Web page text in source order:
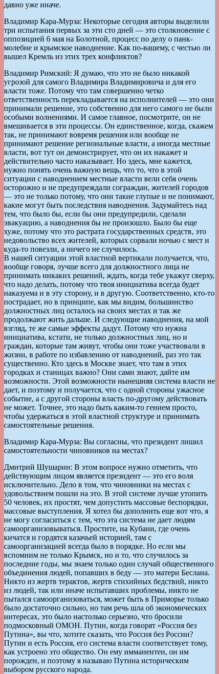
давно уже иначе.
Владимир Кара-Мурза: Некоторые сегодня авторы выделили
три испытания первых за эти сто дней — это столкновение с
оппозицией 6 мая на Болотной, процесс по делу о панк-
молебне и крымское наводнение. Как по-вашему, с честью ли
вышел Кремль из этих трех конфликтов?
Владимир Римский: Я думаю, что это не было никакой
угрозой для самого Владимира Владимировича и для его
власти тоже. Потому что там совершенно четко
ответственность перекладывается на исполнителей — это они
принимали решение, это собственно для него самого не были
особыми волнениями. И самое главное, посмотрите, он не
вмешивается в эти процессы. Он единственное, когда, скажем
так, не принимают вовремя решения или вообще не
принимают решение региональные власти, а иногда местные
власти, вот тут он демонстрирует, что он их накажет и
действительно часто наказывает. Но здесь, мне кажется,
нужно понять очень важную вещь, что то, что в этой
ситуации с наводнением местные власти вели себя очень
осторожно и не предупреждали сограждан, жителей городов
— это не только потому, что они такие глупые и не понимают,
какие могут быть последствия наводнения. Задумайтесь над
тем, что было бы, если бы они предупредили, сделали
эвакуацию, а наводнения бы не произошло. Было бы еще
хуже, потому что это растрата государственных средств, это
недовольство всех жителей, которых сорвали ночью с мест и
куда-то повезли, а ничего не случилось.
В нашей ситуации этой властной вертикали получается, что,
вообще говоря, лучше всего для должностного лица не
принимать никаких решений, ждать, когда тебе укажут сверху,
что надо делать, потому что твоя инициатива всегда будет
наказуема и в эту сторону, и в другую. Соответственно, кто-то
пострадает, но в принципе, как мы видим, большинство
должностных лиц осталось на своих местах и так же
продолжают жить дальше. И следующие наводнения, на мой
взгляд, те же самые эффекты дадут. Потому что нужна
инициатива, кстати, не только должностных лиц, но и
граждан, которые там живут, чтобы они тоже участвовали в
жизни, в работе по избавлению от наводнений, раз это так
существенно. Кто здесь в Москве знает, что там в этих
городках и станицах важно? Они сами знают, дайте им
возможности. Этой возможности нынешняя система власти не
дает, и поэтому и получается, что с одной стороны ужасное
событие, а с другой стороны власть по-другому действовать
не может. Точнее, это надо быть каким-то гением просто,
чтобы удержаться в этой властной структуре и принимать
самостоятельные решения.
Владимир Кара-Мурза: Вы согласны, что президент лишил
самостоятельности чиновников на местах?
Дмитрий Шушарин: В этом вопросе нужно отметить, что
действующим лицом является президент — это его воля
исключительно. Дело в том, что чиновники на местах с
удовольствием пошли на это. В этой системе лучше утопить
50 человек, их простят, чем допустить массовые беспорядки,
массовые выступления. Я хотел бы дополнить еще вот что, я
не могу согласиться с тем, что эта система не дает людям
самоорганизовываться. Простите, на Кубани, где очень
кичатся и гордятся казачьей историей, там с
самоорганизацией всегда было в порядке. Но если мы
вспомним не только Крымск, но и то, что случилось за
последние годы, мы знаем только один случай общественного
объединения людей, попавших в беду — это матери Беслана.
Никто из жертв терактов, жертв стихийных бедствий, никто
из людей, так или иначе испытавших проблемы, никто не
пытался самоорганизоваться, может быть в Приморье только
было достаточно сильно, но там речь шла об экономических
интересах, это было настолько серьезно, что бросили
подмосковный ОМОН. Путин, когда говорят «Россия без
Путина», вы что, хотите сказать, что Россия без России?
Путин и есть Россия, его система власти соответствует тому,
как устроено это общество. Он ему имманентен, он им
порожден, и поэтому я называю Путина историческим
выбором русского народа.